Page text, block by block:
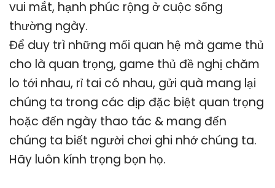
vui mắt, hạnh phúc rộng ở cuộc sống
thường ngày.
Để duy trì những mối quan hệ mà game thủ
cho là quan trọng, game thủ đề nghị chăm
lo tới nhau, rỉ tai có nhau, gửi quà mang lại
chúng ta trong các dịp đặc biệt quan trọng
hoặc đến ngày thao tác & mang đến
chúng ta biết người chơi ghi nhớ chúng ta.
Hãy luôn kính trọng bọn họ.